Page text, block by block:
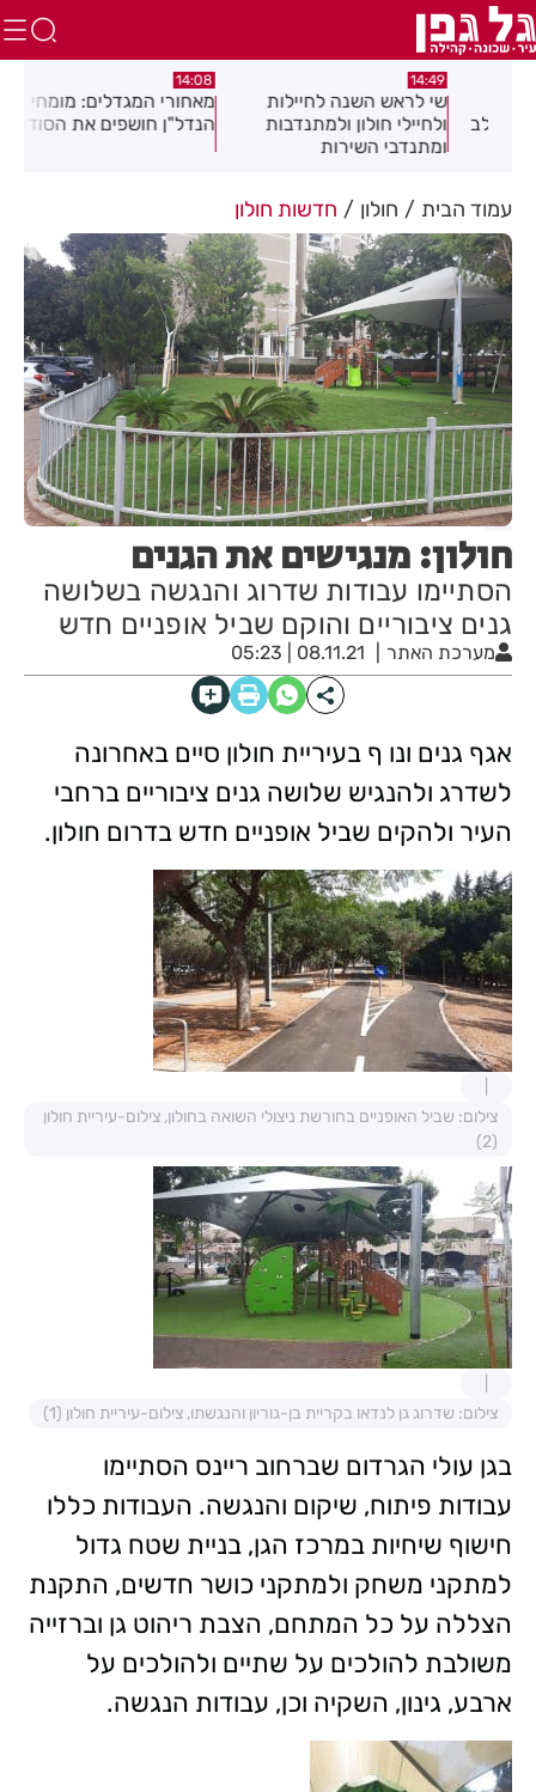
שי לראש השנה לחיילות
ולחיילי חולון ולמתנדבות
ומתנדבי השירות
מאחורי המגדלים: מומחי
הנדל"ן חושפים את הסודות
עמוד הבית חולון חדשות חולון
חולון: מנגישים את הגנים
הסתיימו עבודות שדרוג והנגשה בשלושה
גנים ציבוריים והוקם שביל אופניים חדש
מערכת האתר 08.11.21 | 05:23
אגף גנים ונו ף בעיריית חולון סיים באחרונה
לשדרג ולהנגיש שלושה גנים ציבוריים ברחבי
העיר ולהקים שביל אופניים חדש בדרום חולון.
צילום: שביל האופניים בחורשת ניצולי השואה בחולון, צילום-עיריית חולון
(2)
צילום: שדרוג גן לנדאו בקריית בן-גוריון והנגשתו, צילום-עיריית חולון (1)
בגן עולי הגרדום שברחוב ריינס הסתיימו
עבודות פיתוח, שיקום והנגשה. העבודות כללו
חישוף שיחיות במרכז הגן, בניית שטח גדול
למתקני משחק ולמתקני כושר חדשים, התקנת
הצללה על כל המתחם, הצבת ריהוט גן וברזייה
משולבת להולכים על שתיים ולהולכים על
ארבע, גינון, השקיה וכן, עבודות הנגשה.